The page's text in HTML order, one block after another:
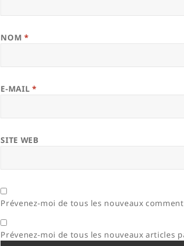
NOM *
E-MAIL *
SITE WEB
Prévenez-moi de tous les nouveaux
Prévenez-moi de tous les nouveaux articles